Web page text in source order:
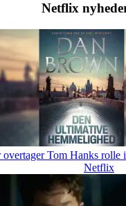
Netflix
overtager Tom Hanks
Netflix